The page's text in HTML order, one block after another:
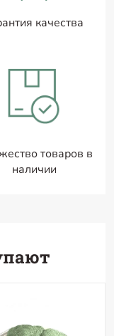
качества
товаров в
наличии